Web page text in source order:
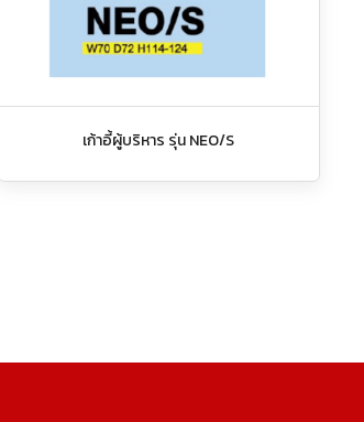
เก้าอี้ผู้บริหาร รุ่น NEO/S